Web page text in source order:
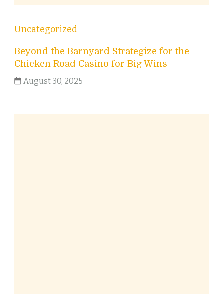
Uncategorized
Beyond the Barnyard Strategize for the
Chicken Road Casino for Big Wins
August 30, 2025